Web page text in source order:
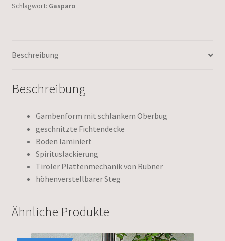
Schlagwort: Gasparo
Beschreibung
Beschreibung
Gambenform mit schlankem Oberbug
geschnitzte Fichtendecke
Boden laminiert
Spirituslackierung
Tiroler Plattenmechanik von Rubner
höhenverstellbarer Steg
Ähnliche Produkte